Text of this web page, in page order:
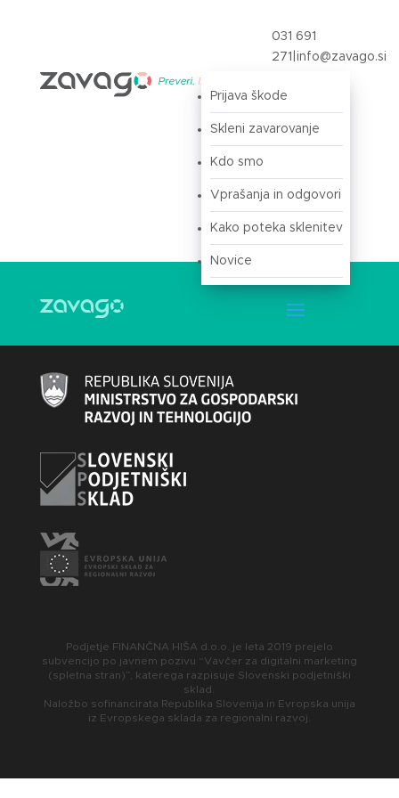
031 691
271 info@zavago.si
Prijava škode
Skleni zavarovanje
Kdo smo
Vprašanja in odgovori
Kako poteka sklenitev
Novice
Podjetje FINANČNA HIŠA d.o.o. je leta 2019 prejelo
subvencijo po javnem pozivu “Vavčer za digitalni marketing
(spletna stran)”, katerega razpisuje Slovenski podjetniški
sklad.
Naložbo sofinancirata Republika Slovenija in Evropska unija
iz Evropskega sklada za regionalni razvoj.